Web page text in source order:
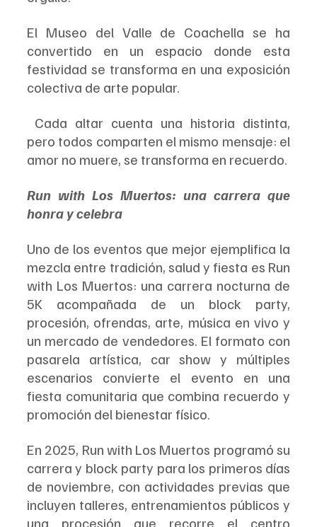
El Museo del Valle de Coachella se ha
convertido en un espacio donde esta
festividad se transforma en una exposición
colectiva de arte popular.
pero todos comparten el mismo mensaje: el
amor no muere, se transforma en recuerdo.
Run with Los Muertos: una carrera que
honra y celebra
Uno de los eventos que mejor ejemplifica la
mezcla entre tradición, salud y fiesta es Run
with Los Muertos: una carrera nocturna de
5K acompañada de un block party,
procesión, ofrendas, arte, música en vivo y
un mercado de vendedores. El formato con
pasarela artística, car show y múltiples
escenarios convierte el evento en una
fiesta comunitaria que combina recuerdo y
promoción del bienestar físico.
En 2025, Run with Los Muertos programó su
carrera y block party para los primeros días
de noviembre, con actividades previas que
incluyen talleres, entrenamientos públicos y
una procesión que recorre el centro